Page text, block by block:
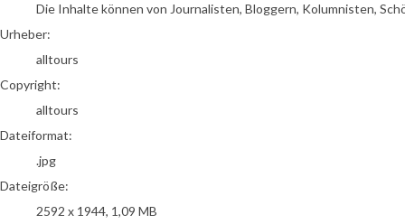
Die Inhalte können von Journalisten, Bloggern, Kolumnisten,
Urheber:
alltours
Copyright:
alltours
Dateiformat:
.jpg
Dateigröße:
2592 x 1944, 1,09 MB